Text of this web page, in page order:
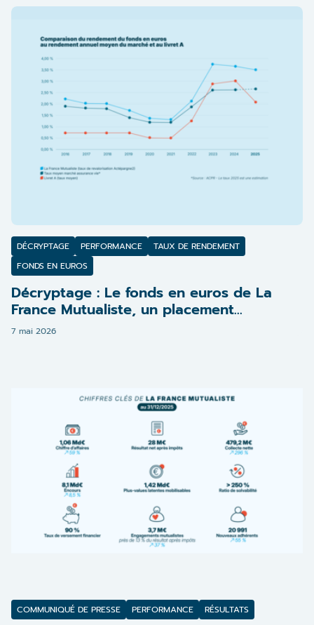
DÉCRYPTAGE PERFORMANCE
TAUX DE RENDEMENT
FONDS EN EUROS
Décryptage : Le fonds en euros de La
France Mutualiste, un placement
performant et sécurisé
7 mai 2026
COMMUNIQUÉ DE PRESSE PERFORMANCE RÉSULTATS